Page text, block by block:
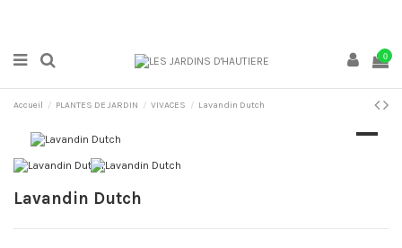
0
Accueil PLANTES DE JARDIN VIVACES Lavandin Dutch
Lavandin Dutch